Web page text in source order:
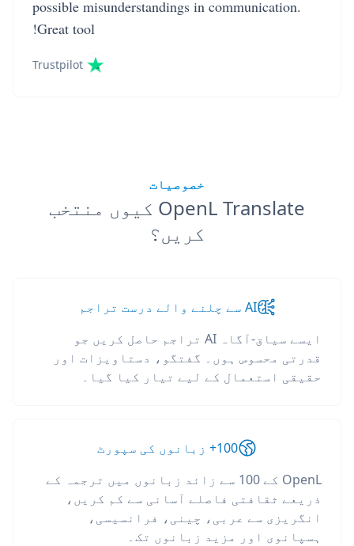
possible misunderstandings in communication.
Great tool!
Trustpilot
خصوصیات
OpenL Translate کیوں منتخب
کریں؟
AI سے چلنے والے درست تراجم
ایسے سیاق-آگاہ AI تراجم حاصل کریں جو
قدرتی محسوس ہوں۔ گفتگو، دستاویزات اور
حقیقی استعمال کے لیے تیار کیا گیا۔
100+ زبانوں کی سپورٹ
OpenL کے 100 سے زائد زبانوں میں ترجمہ کے
ذریعے ثقافتی فاصلے آسانی سے کم کریں،
انگریزی سے عربی، چینی، فرانسیسی،
ہسپانوی اور مزید زبانوں تک۔